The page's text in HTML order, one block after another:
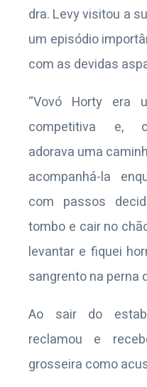
dra. Levy visitou a
um episódio
com as devidas
“Vovó Horty era
competitiva e,
adorava uma
acompanhá-la
com passos
tombo e cair no
levantar e fiquei
sangrento na perna
Ao sair do
reclamou e
grosseira como